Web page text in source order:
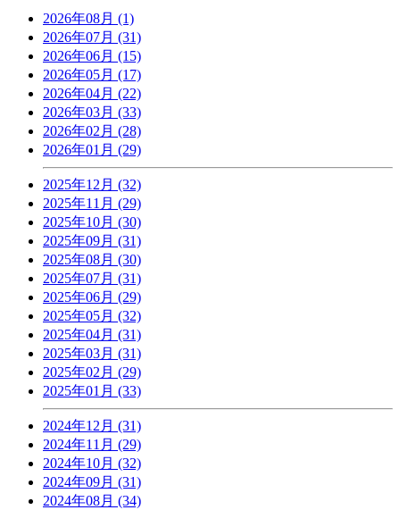
2026年08月 (1)
2026年07月 (31)
2026年06月 (15)
2026年05月 (17)
2026年04月 (22)
2026年03月 (33)
2026年02月 (28)
2026年01月 (29)
2025年12月 (32)
2025年11月 (29)
2025年10月 (30)
2025年09月 (31)
2025年08月 (30)
2025年07月 (31)
2025年06月 (29)
2025年05月 (32)
2025年04月 (31)
2025年03月 (31)
2025年02月 (29)
2025年01月 (33)
2024年12月 (31)
2024年11月 (29)
2024年10月 (32)
2024年09月 (31)
2024年08月 (34)